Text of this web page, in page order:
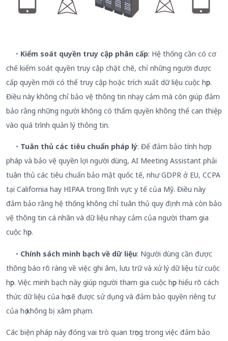
・Kiểm soát quyền truy cập phân cấp: Hệ thống cần có cơ
chế kiểm soát quyền truy cập chặt chẽ, chỉ những người được
cấp quyền mới có thể truy cập hoặc trích xuất dữ liệu cuộc họp.
Điều này không chỉ bảo vệ thông tin nhạy cảm mà còn giúp đảm
bảo rằng những người không có thẩm quyền không thể can thiệp
vào quá trình quản lý thông tin.
・Tuân thủ các tiêu chuẩn pháp lý: Để đảm bảo tính hợp
pháp và bảo vệ quyền lợi người dùng, AI Meeting Assistant phải
tuân thủ các tiêu chuẩn bảo mật quốc tế, như GDPR ở EU, CCPA
tại California hay HIPAA trong lĩnh vực y tế của Mỹ. Điều này
đảm bảo rằng hệ thống không chỉ tuân thủ quy định mà còn bảo
vệ thông tin cá nhân và dữ liệu nhạy cảm của người tham gia
cuộc họp.
・Chính sách minh bạch về dữ liệu: Người dùng cần được
thông báo rõ ràng về việc ghi âm, lưu trữ và xử lý dữ liệu từ cuộc
họp. Việc minh bạch này giúp người tham gia cuộc họp hiểu rõ cách
thức dữ liệu của họ sẽ được sử dụng và đảm bảo quyền riêng tư
của họ không bị xâm phạm.
Các biện pháp này đóng vai trò quan trọng trong việc đảm bảo